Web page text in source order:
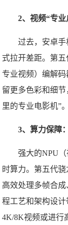
2、视频“专
过去，安卓手
式拉开差距。第
专业视频）编解
留更多色彩和细
里的专业电影机”。
3、算力保障
强大的NPU
时算力。第五代骁
高效处理多帧合
程工艺和架构设
4K/8K视频或进行